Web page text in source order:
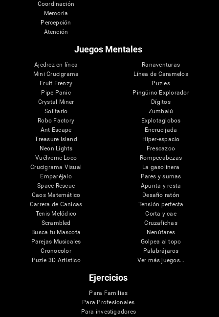
Coordinación
Memoria
Percepción
Atención
Juegos Mentales
Ajedrez en línea
Mini Crucigrama
Fruit Frenzy
Pipe Panic
Crystal Miner
Solitario
Robo Factory
Ant Escape
Treasure Island
Neon Lights
Vuélveme Loco
Crucigrama Visual
Emparéjalo
Space Rescue
Caos Matemático
Carrera de Canicas
Tenis Melódico
Scrambled
Busca tu Mascota
Parejas Musicales
Cronocolor
Puzle 3D Artístico
Ranaventuras
Línea de Caramelos
Puzles
Pingüino Explorador
Dígitos
Zumbalú
Explotaglobos
Encrucijada
Hiper-espacio
Frescazoo
Rompecabezas
La gasolinera
Pares y sumas
Apunta y resta
Desafío ratón
Tensión perfecta
Corta y cae
Cruzafichas
Nenúfares
Golpea al topo
Palabrájaros
Ver más juegos...
Ejercicios
Para Familias
Para Profesionales
Para investigadores